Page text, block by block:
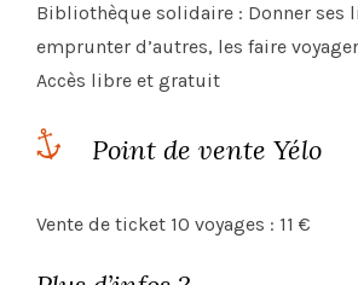
Bibliothèque solidaire : Donner ses
emprunter d’autres, les faire
Accès libre et gratuit
Point de vente Yélo
Vente de ticket 10 voyages : 11 €